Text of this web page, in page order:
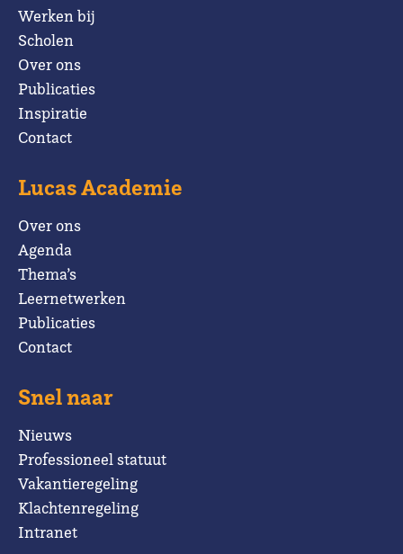
Werken bij
Scholen
Over ons
Publicaties
Inspiratie
Contact
Lucas Academie
Over ons
Agenda
Thema’s
Leernetwerken
Publicaties
Contact
Snel naar
Nieuws
Professioneel statuut
Vakantieregeling
Klachtenregeling
Intranet